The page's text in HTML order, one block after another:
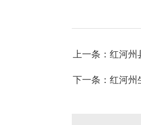
上一条：红河州
下一条：红河州